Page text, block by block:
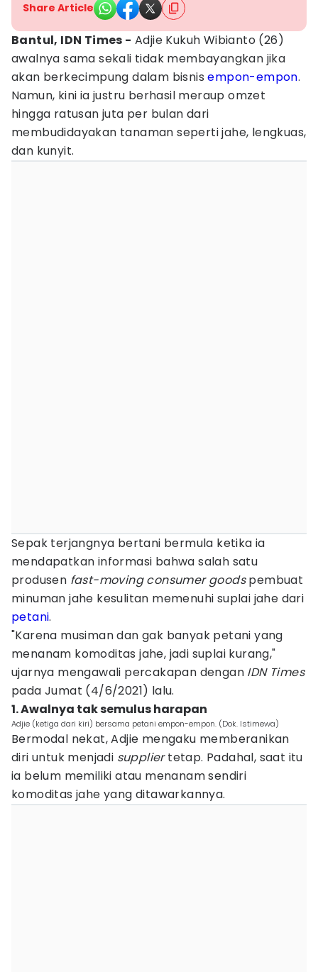
Share Article
Bantul, IDN Times - Adjie Kukuh Wibianto (26)
awalnya sama sekali tidak membayangkan jika
akan berkecimpung dalam bisnisempon-empon.
Namun, kini ia justru berhasil meraup omzet
hingga ratusan juta per bulan dari
membudidayakan tanaman seperti jahe, lengkuas,
dan kunyit.
Sepak terjangnya bertani bermula ketika ia
mendapatkan informasi bahwa salah satu
produsen fast-moving consumergoodspembuat
minuman jahe kesulitan memenuhi suplai jahe dari
petani.
"Karena musiman dan gak banyak petani yang
menanam komoditas jahe, jadi suplai kurang,"
ujarnya mengawali percakapan dengan IDN Times
pada Jumat (4/6/2021) lalu.
1. Awalnya tak semulus harapan
Adjie (ketiga dari kiri) bersama petani empon-empon. (Dok. Istimewa)
Bermodal nekat, Adjie mengaku memberanikan
diri untuk menjadi suppliertetap. Padahal, saat itu
ia belum memiliki atau menanam sendiri
komoditas jahe yang ditawarkannya.